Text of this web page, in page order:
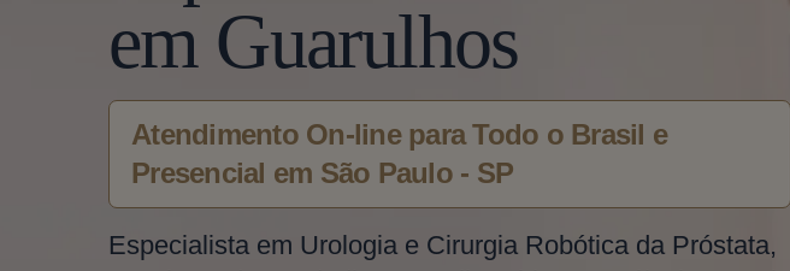
em Guarulhos
Atendimento On-line para Todo o Brasil e
Presencial em São Paulo - SP
Especialista em Urologia e Cirurgia Robótica da Próstata,